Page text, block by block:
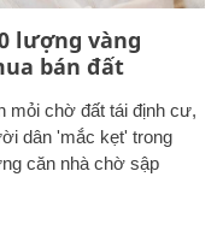
lượng vàng
bán đất
mỏi chờ đất tái định cư,
dân 'mắc kẹt' trong
căn nhà chờ sập